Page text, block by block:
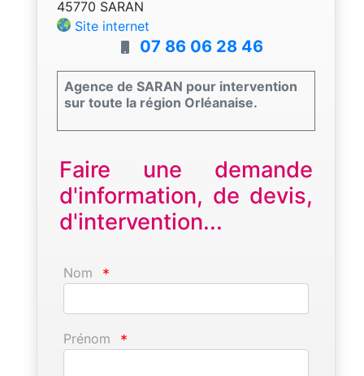
45770 SARAN
Site internet
07 86 06 28 46
Agence de SARAN pour intervention
sur toute la région Orléanaise.
Faire une demande
d'information, de devis,
d'intervention...
Nom *
Prénom *